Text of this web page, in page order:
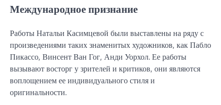
Международное признание
Работы Натальи Касимцевой были выставлены на ряду с
произведениями таких знаменитых художников, как Пабло
Пикассо, Винсент Ван Гог, Анди Уорхол. Ее работы
вызывают восторг у зрителей и критиков, они являются
воплощением ее индивидуального стиля и
оригинальности.